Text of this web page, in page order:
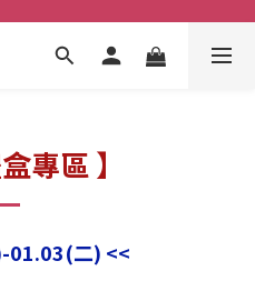
專區 】
01.03(二) <<